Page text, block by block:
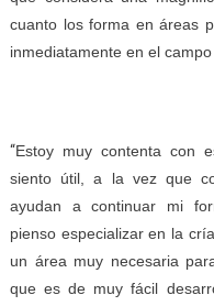
cuanto los forma en áreas
inmediatamente en el
“Estoy muy contenta con
siento útil, a la vez que
ayudan a continuar mi
pienso especializar en la
un área muy necesaria
que es de muy fácil